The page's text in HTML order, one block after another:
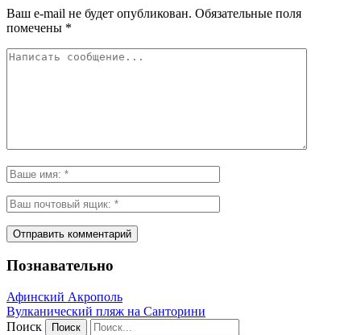
Ваш e-mail не будет опубликован. Обязательные поля
помечены *
Познавательно
Афинский Акрополь
Вулканический пляж на Санторини
Поиск